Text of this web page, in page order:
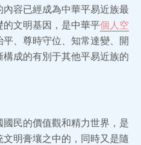
容已經成為中華平易近族最
文明基因，是中華平個人空
、尊時守位、知常達變、開
成的有別于其他平易近族的
民的價值觀和精力世界，是
明膏壤之中的，同時又是隨